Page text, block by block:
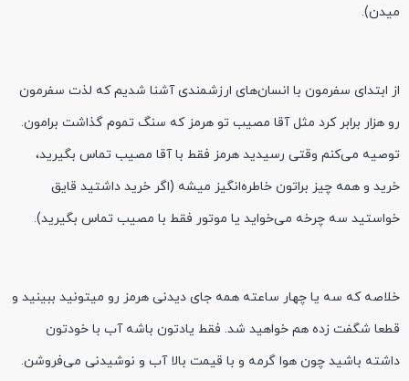
میدن).
از ابتدای سفرمون با انسان‌های ارزشمندی آشنا شدیم که لذت سفرمون
رو هزار برابر کرد مثل آقا مصیب تو هرمز که سنگ تموم گذاشت برامون.
توصیه می‌کنم وقتی رسیدید هرمز فقط با آقا مصیب تماس بگیرید،
خرید و همه چیز براتون خاطره‌انگیز میشه (اگر خرید داشتید قایق
خواستید سه چرخه می‌خواید یا موتور فقط با مصیب تماس بگیرید).
خلاصه که سه یا چهار ساعته همه جای دیدنی هرمز رو میتونید ببینید و
قطعا شگفت زده هم خواهید شد. فقط یادتون باشه آب با خودتون
داشته باشید چون هوا گرمه و با قیمت بالا آب و نوشیدنی می‌فروشن.